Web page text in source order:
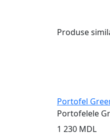
Produse
Portofel
Portofelele
1 230 MDL